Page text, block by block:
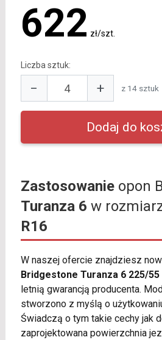
622 zł/szt.
Liczba sztuk:
− + z 14 sztuk
Zastosowanieopon
Turanza 6 w
R16
W naszej ofercie znajdziesz
Bridgestone Turanza 6 225/55
letnią gwarancją producenta.
stworzono z myślą o
Świadczą o tym takie cechy jak
zaprojektowana powierzchnia